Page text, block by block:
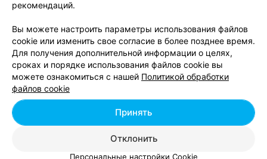
Связаться по вопросам сотрудничества
Написать руководителю relax.by
Персональные настройки cookie
Обработка персональных данных
| 220012, Республика Беларусь, г. Минск,
улица Толбухина, 2, пом. 16 | info@relax.by
рекомендаций.
Вы можете настроить параметры использования файлов
cookie или изменить свое согласие в более позднее время.
Для получения дополнительной информации о целях,
сроках и порядке использования файлов cookie вы
можете ознакомиться с нашей Политикой обработки
файлов cookie
Отклонить
Принять
Персональные настройки Cookie